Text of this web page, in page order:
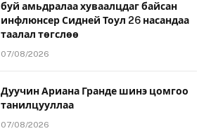
буй амьдралаа хуваалцдаг байсан
инфлюнсер Сидней Тоул 26 насандаа
таалал төгслөө
07/08/2026
Дуучин Ариана Гранде шинэ цомгоо
танилцууллаа
07/08/2026